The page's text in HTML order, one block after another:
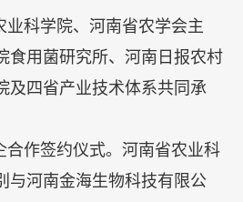
科学院、河南省农学会主
食用菌研究所、河南日报农村
及四省产业技术体系共同承
作签约仪式。河南省农业科
与河南金海生物科技有限公